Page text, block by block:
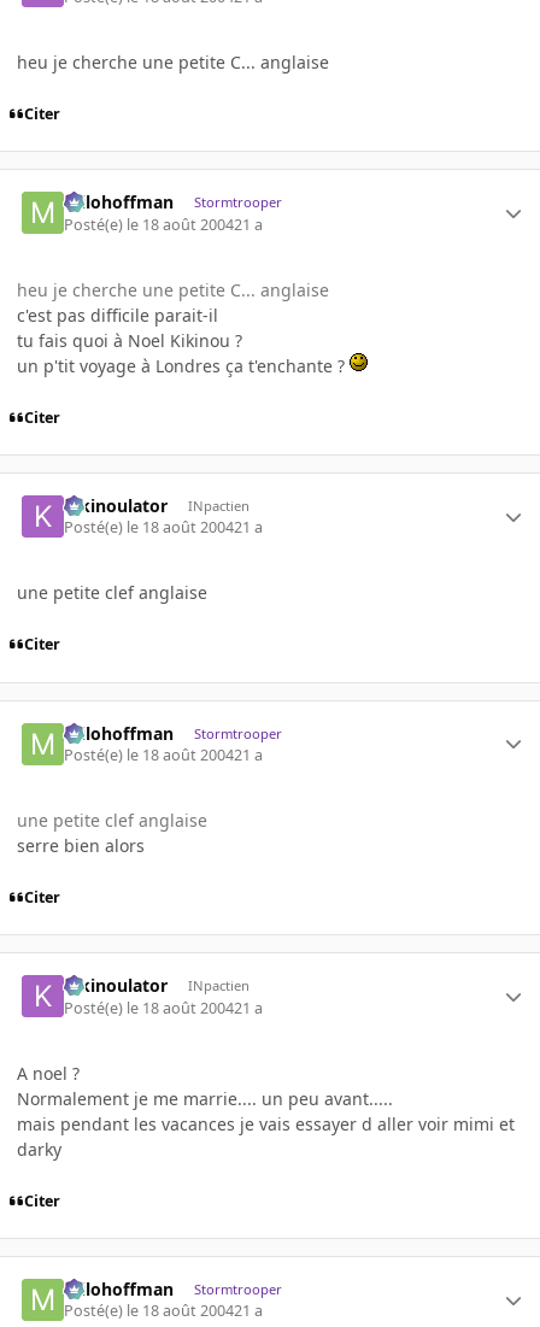
heu je cherche une petite C... anglaise
Citer
milohoffman Stormtrooper
Posté(e) le 18 août 200421 a
heu je cherche une petite C... anglaise
c'est pas difficile parait-il
tu fais quoi à Noel Kikinou ?
un p'tit voyage à Londres ça t'enchante ?
Citer
kikinoulator INpactien
Posté(e) le 18 août 200421 a
une petite clef anglaise
Citer
milohoffman Stormtrooper
Posté(e) le 18 août 200421 a
une petite clef anglaise
serre bien alors
Citer
kikinoulator INpactien
Posté(e) le 18 août 200421 a
A noel ?
Normalement je me marrie.... un peu avant.....
mais pendant les vacances je vais essayer d aller voir mimi et
darky
Citer
milohoffman Stormtrooper
Posté(e) le 18 août 200421 a